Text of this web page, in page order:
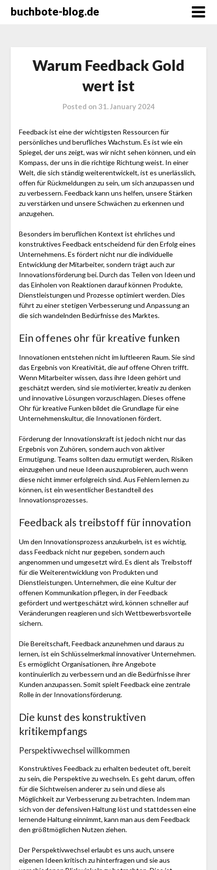
Skipbuchbote-blog.de
Warum Feedback Gold
wert ist
Posted on 31. January 2024
Feedback ist eine der wichtigsten Ressourcen für
persönliches und berufliches Wachstum. Es ist wie ein
Spiegel, der uns zeigt, was wir nicht sehen können, und ein
Kompass, der uns in die richtige Richtung weist. In einer
Welt, die sich ständig weiterentwickelt, ist es unerlässlich,
offen für Rückmeldungen zu sein, um sich anzupassen und
zu verbessern. Feedback kann uns helfen, unsere Stärken
zu verstärken und unsere Schwächen zu erkennen und
anzugehen.
Besonders im beruflichen Kontext ist ehrliches und
konstruktives Feedback entscheidend für den Erfolg eines
Unternehmens. Es fördert nicht nur die individuelle
Entwicklung der Mitarbeiter, sondern trägt auch zur
Innovationsförderung bei. Durch das Teilen von Ideen und
das Einholen von Reaktionen darauf können Produkte,
Dienstleistungen und Prozesse optimiert werden. Dies
führt zu einer stetigen Verbesserung und Anpassung an
die sich wandelnden Bedürfnisse des Marktes.
Ein offenes ohr für kreative funken
Innovationen entstehen nicht im luftleeren Raum. Sie sind
das Ergebnis von Kreativität, die auf offene Ohren trifft.
Wenn Mitarbeiter wissen, dass ihre Ideen gehört und
geschätzt werden, sind sie motivierter, kreativ zu denken
und innovative Lösungen vorzuschlagen. Dieses offene
Ohr für kreative Funken bildet die Grundlage für eine
Unternehmenskultur, die Innovationen fördert.
Förderung der Innovationskraft ist jedoch nicht nur das
Ergebnis von Zuhören, sondern auch von aktiver
Ermutigung. Teams sollten dazu ermutigt werden, Risiken
einzugehen und neue Ideen auszuprobieren, auch wenn
diese nicht immer erfolgreich sind. Aus Fehlern lernen zu
können, ist ein wesentlicher Bestandteil des
Innovationsprozesses.
Feedback als treibstoff für innovation
Um den Innovationsprozess anzukurbeln, ist es wichtig,
dass Feedback nicht nur gegeben, sondern auch
angenommen und umgesetzt wird. Es dient als Treibstoff
für die Weiterentwicklung von Produkten und
Dienstleistungen. Unternehmen, die eine Kultur der
offenen Kommunikation pflegen, in der Feedback
gefördert und wertgeschätzt wird, können schneller auf
Veränderungen reagieren und sich Wettbewerbsvorteile
sichern.
Die Bereitschaft, Feedback anzunehmen und daraus zu
lernen, ist ein Schlüsselmerkmal innovativer Unternehmen.
Es ermöglicht Organisationen, ihre Angebote
kontinuierlich zu verbessern und an die Bedürfnisse ihrer
Kunden anzupassen. Somit spielt Feedback eine zentrale
Rolle in der Innovationsförderung.
Die kunst des konstruktiven
kritikempfangs
Perspektivwechsel willkommen
Konstruktives Feedback zu erhalten bedeutet oft, bereit
zu sein, die Perspektive zu wechseln. Es geht darum, offen
für die Sichtweisen anderer zu sein und diese als
Möglichkeit zur Verbesserung zu betrachten. Indem man
sich von der defensiven Haltung löst und stattdessen eine
lernende Haltung einnimmt, kann man aus dem Feedback
den größtmöglichen Nutzen ziehen.
Der Perspektivwechsel erlaubt es uns auch, unsere
eigenen Ideen kritisch zu hinterfragen und sie aus